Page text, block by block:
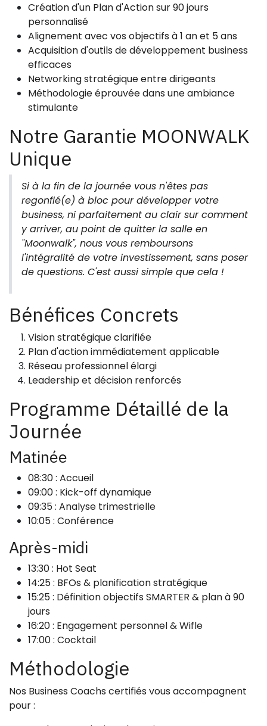
Création d'un Plan d'Action sur 90 jours
personnalisé
Alignement avec vos objectifs à 1 an et 5 ans
Acquisition d'outils de développement business
efficaces
Networking stratégique entre dirigeants
Méthodologie éprouvée dans une ambiance
stimulante
Notre Garantie MOONWALK
Unique
​Si à la fin de la journée vous n'êtes pas
regonflé(e) à bloc pour développer votre
business, ni parfaitement au clair sur comment
y arriver, au point de quitter la salle en
"Moonwalk", nous vous remboursons
l'intégralité de votre investissement, sans poser
de questions. C'est aussi simple que cela !
Bénéfices Concrets
Vision stratégique clarifiée
Plan d'action immédiatement applicable
Réseau professionnel élargi
Leadership et décision renforcés
Programme Détaillé de la
Journée
Matinée
08:30 : Accueil
09:00 : Kick-off dynamique
09:35 : Analyse trimestrielle
10:05 : Conférence
Après-midi
13:30 : Hot Seat
14:25 : BFOs & planification stratégique
15:25 : Définition objectifs SMARTER & plan à 90
jours
16:20 : Engagement personnel & Wifle
17:00 : Cocktail
Méthodologie
Nos Business Coachs certifiés vous accompagnent
pour :